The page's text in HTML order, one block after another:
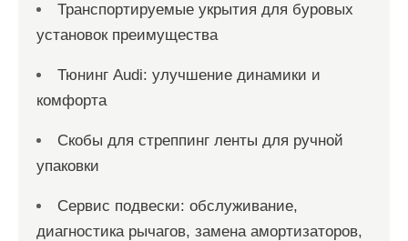
Транспортируемые укрытия для буровых
установок преимущества
Тюнинг Audi: улучшение динамики и
комфорта
Скобы для стреппинг ленты для ручной
упаковки
Сервис подвески: обслуживание,
диагностика рычагов, замена амортизаторов,